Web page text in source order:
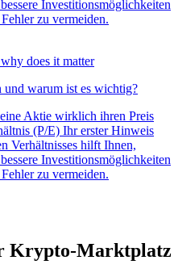
Investitionsmöglichkeiten
zu vermeiden.
und warum ist es wichtig?
Aktie wirklich ihren Preis
(P/E) Ihr erster Hinweis
Verhältnisses hilft Ihnen,
Investitionsmöglichkeiten
zu vermeiden.
Krypto-Marktplatz